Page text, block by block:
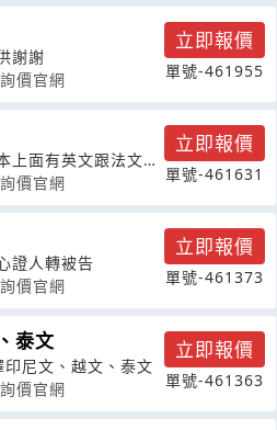
謝謝
價官網
立即報價
單號-461955
上面有英文跟法文費
公證嗎謝
價官網
立即報價
單號-461631
證人轉被告
價官網
立即報價
單號-461373
泰文
尼文、越文、泰文
價官網
立即報價
單號-461363